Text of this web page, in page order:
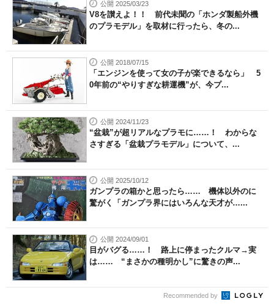
公開 2025/03/23
V8を讃えよ！！ 前代未聞の「ホンダ製船外機
のプラモデル」を取材に行ったら、冬の...
公開 2018/07/15
「エンジンを使って女の子が楽できるなら」 5
0年前の“やりすぎな耕運機”が、今プ...
公開 2024/11/23
“盆栽”が超リアルなプラモに……！ わからな
さすぎる「盆栽プラモデル」について、...
公開 2025/10/12
ガンプラの箱かと思ったら…… 機体以外のに
驚がく「ガンプラ界にはいろんな天才が…...
公開 2024/09/01
目がバグる……！ 路上に停まったクルマ→実
は…… “まさかの種明かし”に驚きの声...
Recommended by